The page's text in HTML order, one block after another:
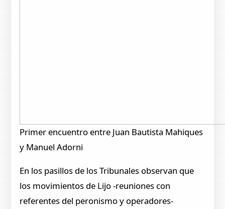
Primer encuentro entre Juan Bautista Mahiques
y Manuel Adorni
En los pasillos de los Tribunales observan que
los movimientos de Lijo -reuniones con
referentes del peronismo y operadores-